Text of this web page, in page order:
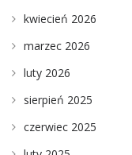
kwiecień 2026
marzec 2026
luty 2026
sierpień 2025
czerwiec 2025